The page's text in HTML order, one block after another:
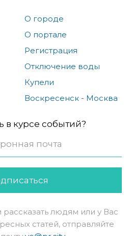
О городе
О портале
Регистрация
Отключение воды
Купели
Воскресенск - Москва
в курсе событий?
рассказать людям или у Вас
статей, отправляйте